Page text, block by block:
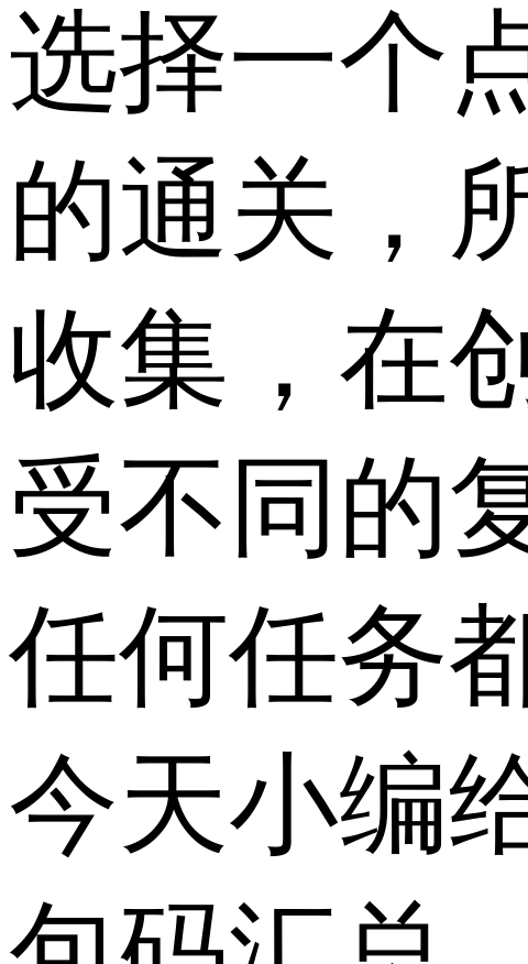
选择一个
的通关，
收集，在
受不同的
任何任务
今天小编